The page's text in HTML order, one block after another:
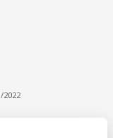
2022